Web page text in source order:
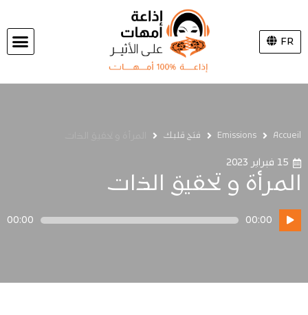
FR
Accueil
Emissions فتح قلبك
15 فبراير 2023
المرأة و تحقيق الذات
مشغل
الصوت
00:00
00:00